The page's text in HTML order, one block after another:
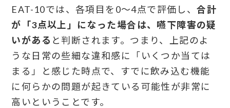
EAT-10では、各項目を0〜4点で評価し、合計
が「3点以上」になった場合は、嚥下障害の疑
いがある と判断されます。つまり、上記のよ
うな日常の些細な違和感に「いくつか当ては
まる」と感じた時点で、すでに飲み込む機能
に何らかの問題が起きている可能性が非常に
高いということです。